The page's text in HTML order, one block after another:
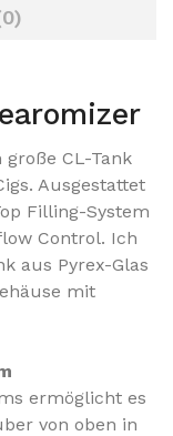
CL-Tank
Ausgestattet
Filling-System
Control. Ich
aus Pyrex-Glas
mit
ermöglicht es
von oben in